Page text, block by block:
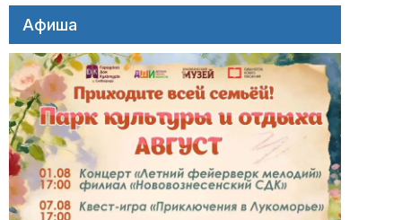
Афиша